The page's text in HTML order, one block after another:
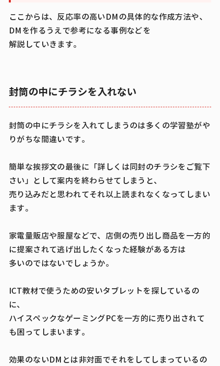
ここからは、反応率の高いDMの具体的な作成方法や、
DMを作るうえで参考になる事例などを
解説していきます。
封筒の中にチラシを入れない
封筒の中にチラシを入れてしまうのは多くの学習塾がや
りがちな間違いです。
簡単な挨拶文の最後に「詳しくは同封のチラシをご覧下
さい」として案内を終わらせてしまうと、
売り込みだと思われてそれ以上読まれなくなってしまい
ます。
家電量販店や服屋などで、店側の売り出し商品を一方的
に提案されて逃げ出したくなった経験がある方は
多いのではないでしょうか。
ICT教材で使うための安いタブレットを探しているの
に、
ハイスペックなゲーミングPCを一方的に売り出されて
も困ってしまいます。
効果のないDMとは非対面でそれをしてしまっているの